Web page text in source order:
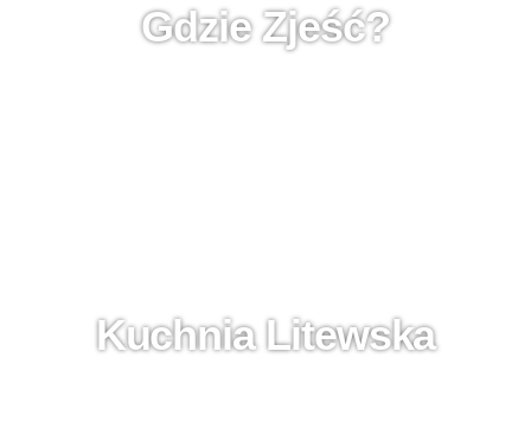
Gdzie Zjeść?
Kuchnia Litewska